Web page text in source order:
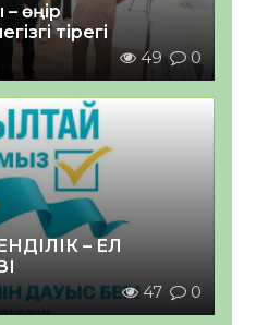
өңір
тірегі
49 0
– ЕЛ
47 0